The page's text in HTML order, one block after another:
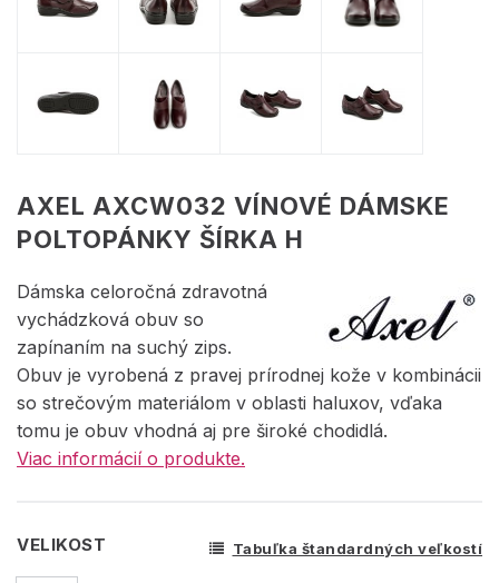
AXEL AXCW032 VÍNOVÉ DÁMSKE
POLTOPÁNKY ŠÍRKA H
Dámska celoročná zdravotná
vychádzková obuv so
zapínaním na suchý zips.
Obuv je vyrobená z pravej prírodnej kože v kombinácii
so strečovým materiálom v oblasti haluxov, vďaka
tomu je obuv vhodná aj pre široké chodidlá.
Viac informácií o produkte.
VELIKOST Tabuľka štandardných veľkostí